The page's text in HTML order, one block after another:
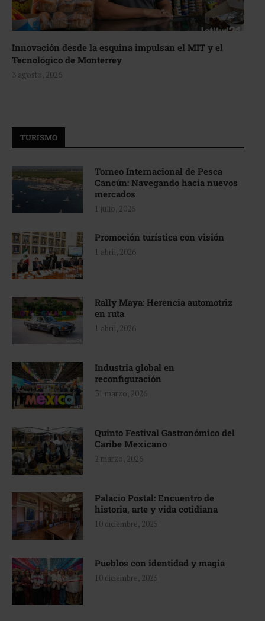
Innovación desde la esquina impulsan el MIT y el
Tecnológico de Monterrey
3 agosto, 2026
TURISMO
Torneo Internacional de Pesca
Cancún: Navegando hacia nuevos
mercados
1 julio, 2026
Promoción turística con visión
1 abril, 2026
Rally Maya: Herencia automotriz
en ruta
1 abril, 2026
Industria global en
reconfiguración
31 marzo, 2026
Quinto Festival Gastronómico del
Caribe Mexicano
2 marzo, 2026
Palacio Postal: Encuentro de
historia, arte y vida cotidiana
10 diciembre, 2025
Pueblos con identidad y magia
10 diciembre, 2025